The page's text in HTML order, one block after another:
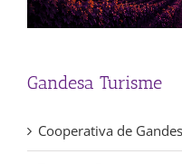
Gandesa Turisme
Cooperativa de